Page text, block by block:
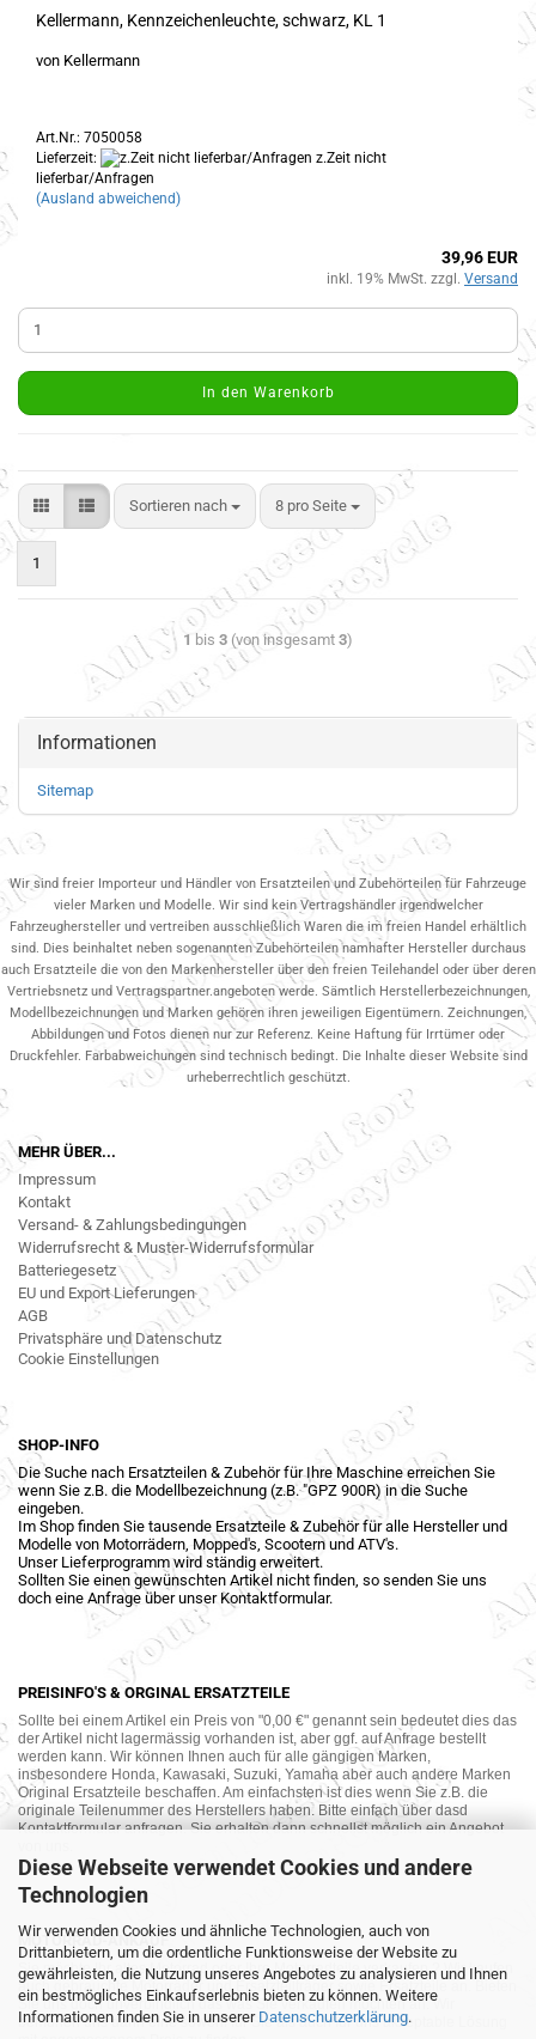
Diese Webseite verwendet Cookies und andere
Technologien
Wir verwenden Cookies und ähnliche Technologien, auch von
Drittanbietern, um die ordentliche Funktionsweise der Website zu
gewährleisten, die Nutzung unseres Angebotes zu analysieren und Ihnen
ein bestmögliches Einkaufserlebnis bieten zu können. Weitere
Informationen finden Sie in unserer Datenschutzerklärung.
Kellermann, Kennzeichenleuchte, schwarz, KL 1
von Kellermann
Art.Nr.: 7050058
Lieferzeit:
z.Zeit nicht
lieferbar/Anfragen
(Ausland abweichend)
39,96 EUR
inkl. 19% MwSt. zzgl. Versand
In den Warenkorb
Sortieren nach 8 pro Seite
1
1 bis 3 (von insgesamt 3)
Informationen
Sitemap
Wir sind freier Importeur und Händler von Ersatzteilen und Zubehörteilen für Fahrzeuge
vieler Marken und Modelle. Wir sind kein Vertragshändler irgendwelcher
Fahrzeughersteller und vertreiben ausschließlich Waren die im freien Handel erhältlich
sind. Dies beinhaltet neben sogenannten Zubehörteilen namhafter Hersteller durchaus
auch Ersatzteile die von den Markenhersteller über den freien Teilehandel oder über deren
Vertriebsnetz und Vertragspartner.angeboten werde. Sämtlich Herstellerbezeichnungen,
Modellbezeichnungen und Marken gehören ihren jeweiligen Eigentümern. Zeichnungen,
Abbildungen und Fotos dienen nur zur Referenz. Keine Haftung für Irrtümer oder
Druckfehler. Farbabweichungen sind technisch bedingt. Die Inhalte dieser Website sind
urheberrechtlich geschützt.
MEHR ÜBER...
Impressum
Kontakt
Versand- & Zahlungsbedingungen
Widerrufsrecht & Muster-Widerrufsformular
Batteriegesetz
EU und Export Lieferungen
AGB
Privatsphäre und Datenschutz
Cookie Einstellungen
SHOP-INFO
Die Suche nach Ersatzteilen & Zubehör für Ihre Maschine erreichen Sie
wenn Sie z.B. die Modellbezeichnung (z.B. "GPZ 900R) in die Suche
eingeben.
Im Shop finden Sie tausende Ersatzteile & Zubehör für alle Hersteller und
Modelle von Motorrädern, Mopped's, Scootern und ATV's.
Unser Lieferprogramm wird ständig erweitert.
Sollten Sie einen gewünschten Artikel nicht finden, so senden Sie uns
doch eine Anfrage über unser Kontaktformular.
PREISINFO'S & ORGINAL ERSATZTEILE
Sollte bei einem Artikel ein Preis von "0,00 €" genannt sein bedeutet dies das
der Artikel nicht lagermässig vorhanden ist, aber ggf. auf Anfrage bestellt
werden kann. Wir können Ihnen auch für alle gängigen Marken,
insbesondere Honda, Kawasaki, Suzuki, Yamaha aber auch andere Marken
Original Ersatzteile beschaffen. Am einfachsten ist dies wenn Sie z.B. die
originale Teilenummer des Herstellers haben. Bitte einfach über dasd
Kontaktformular anfragen. Sie erhalten dann schnellst möglich ein Angebot
MOTORRAD-ANKAUF
Sie möchte Ihr altes Motorrad oder Ihre Motorradteile verkaufen ? Wir kaufen
auch gebrauchte Motorräder und Ersatzteilträger sowie Ersatzteile an. Bieten
Sie uns doch unverbindlich das was Sie verkaufen möchten an. Wir
bemühen uns dann eine sowohl für Sie als auch für uns akzeptable Lösung